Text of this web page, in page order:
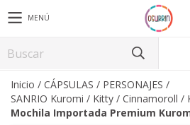
MENÚ
Inicio / CÁPSULAS / PERSONAJES /
SANRIO Kuromi / Kitty / Cinnamoroll /
Mochila Importada Premium